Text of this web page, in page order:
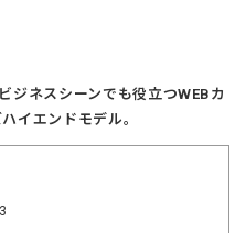
ジネスシーンでも役立つWEBカ
イエンドモデル。